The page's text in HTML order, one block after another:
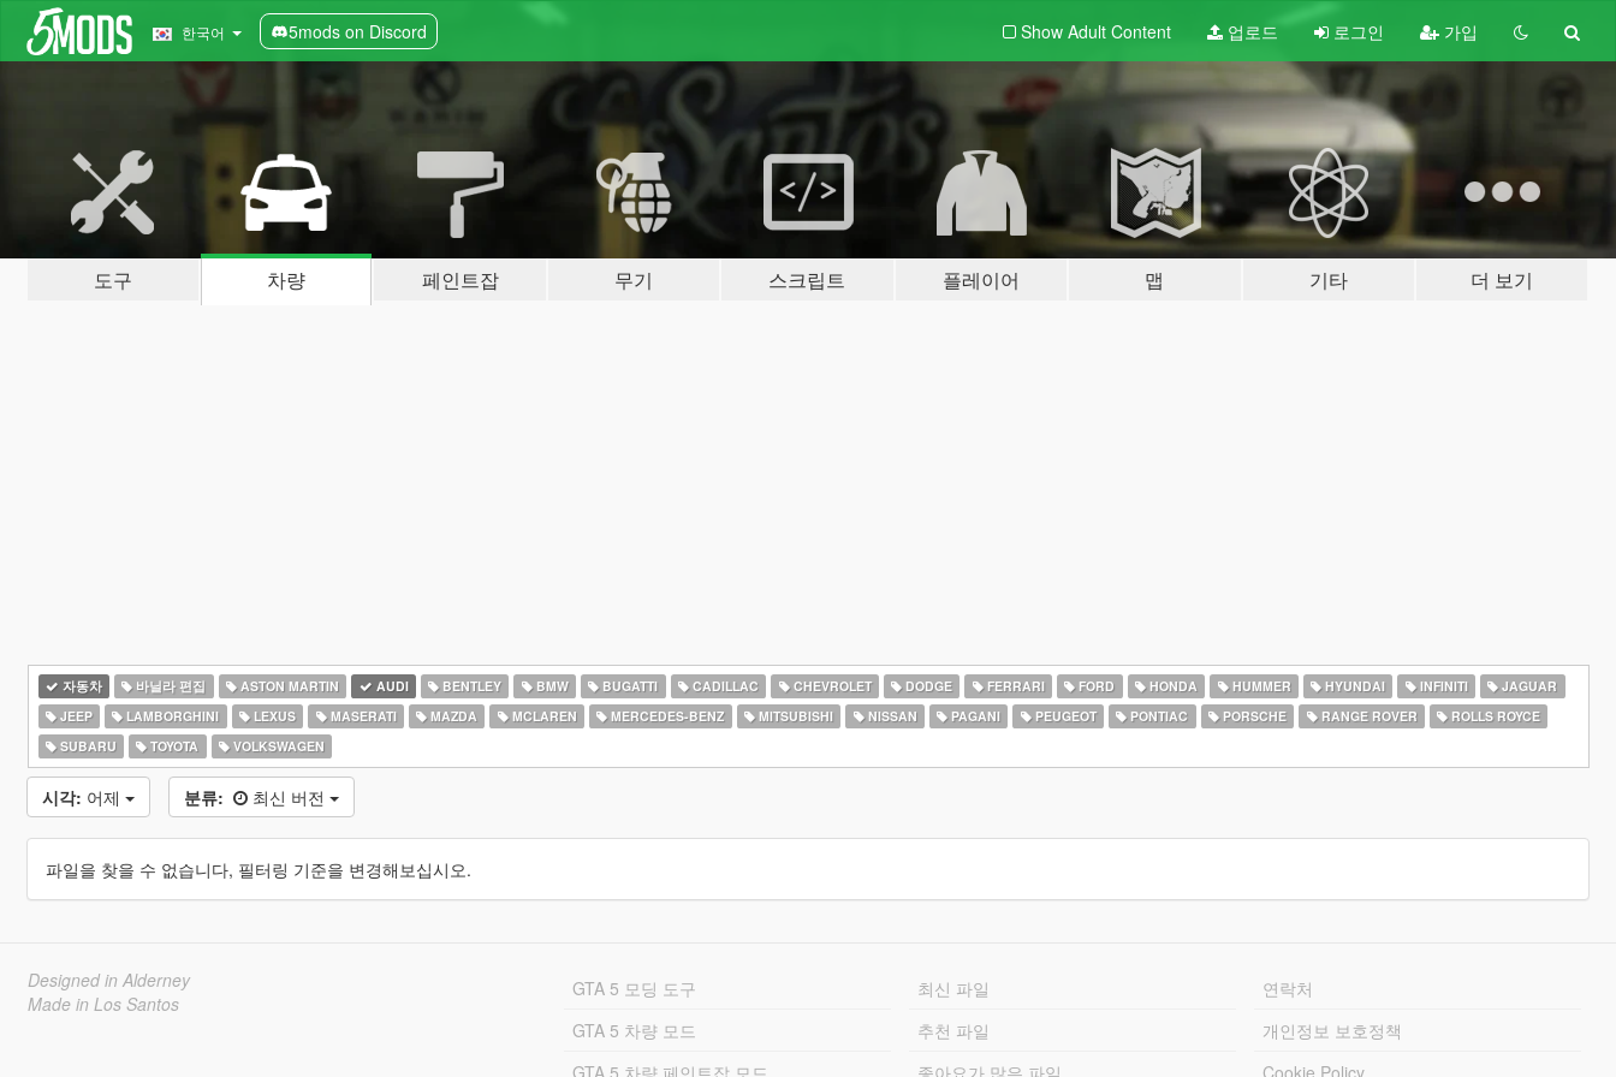
한국어 5mods on Discord Show Adult Content 업로드 로그인 가입
도구 차량 페인트잡 무기 스크립트 플레이어 맵 기타 더 보기
자동차 바닐라 편집 ASTON MARTIN AUDI BENTLEY BMW BUGATTI CADILLAC CHEVROLET DODGE FERRARI FORD HONDA HUMMER HYUNDAI INFINITI
JAGUAR
JEEP
LAMBORGHINI LEXUS MASERATI MAZDA MCLAREN MERCEDES-BENZ MITSUBISHI NISSAN PAGANI PEUGEOT PONTIAC PORSCHE RANGE ROVER
ROLLS ROYCE
SUBARU
TOYOTA VOLKSWAGEN
시각: 어제 분류: 최신 버전
파일을 찾을 수 없습니다, 필터링 기준을 변경해보십시오.
Designed in Alderney
Made in Los Santos
GTA 5 모딩 도구
GTA 5 차량 모드
GTA 5 차량 페인트잡 모드
최신 파일
추천 파일
좋아요가 많은 파일
연락처
개인정보 보호정책
Cookie Policy